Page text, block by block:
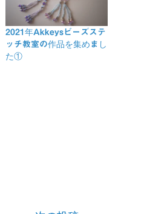
2021年Akkeysビーズステ
ッチ教室の作品を集めまし
た①